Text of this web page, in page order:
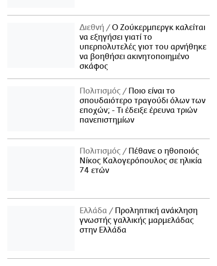
Διεθνή
Ο Ζούκερμπεργκ καλείται
να εξηγήσει γιατί το
υπερπολυτελές γιοτ του αρνήθηκε
να βοηθήσει ακινητοποιημένο
σκάφος
Πολιτισμός
Ποιο είναι το
σπουδαιότερο τραγούδι όλων των
εποχών; - Τι έδειξε έρευνα τριών
πανεπιστημίων
Πολιτισμός
Πέθανε ο ηθοποιός
Νίκος Καλογερόπουλος σε ηλικία
74 ετών
Ελλάδα
Προληπτική ανάκληση
γνωστής γαλλικής μαρμελάδας
στην Ελλάδα